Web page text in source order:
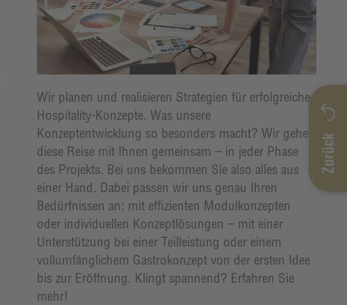
Wir planen und realisieren Strategien für erfolgreiche
Hospitality-Konzepte. Was unsere
Konzeptentwicklung so besonders macht? Wir gehen
diese Reise mit Ihnen gemeinsam – in jeder Phase
des Projekts. Bei uns bekommen Sie also alles aus
einer Hand. Dabei passen wir uns genau Ihren
Bedürfnissen an: mit effizienten Modulkonzepten
oder individuellen Konzeptlösungen – mit einer
Unterstützung bei einer Teilleistung oder einem
vollumfänglichem Gastrokonzept von der ersten Idee
bis zur Eröffnung. Klingt spannend? Erfahren Sie
mehr!